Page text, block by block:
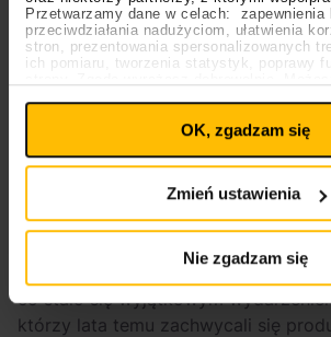
Przetwarzamy dane w celach: zapewnienia
przeciwdziałania nadużyciom, ułatwienia
stron, prezentowania spersonalizowanych
ich pomiaru, tworzenia statystyk, poprawy
plików cookies
wpływa na legalność uprzedniego
Polityka plików cookies
OK, zgadzam się
Zmień ustawienia
Nie zgadzam się
Czy “Camp Rock”
reaktywacji?
Ostatnio zrobiło się głośno oDemi
tylko z powodu zapowiedzi nowej
kilka tygodni zawrzało z emocji, gdy
koncertów. Wspólnie wykonali
co stało się wyjątkowym
którzy lata temu zachwycali się